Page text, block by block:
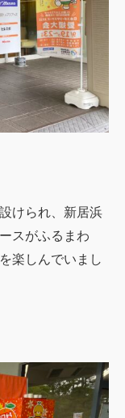
けられ、新居浜
スがふるまわ
楽しんでいまし